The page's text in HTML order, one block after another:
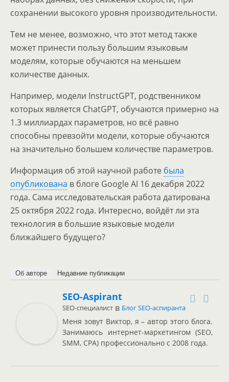
сохранении высокого уровня производительности.
Тем не менее, возможно, что этот метод также
может принести пользу большим языковым
моделям, которые обучаются на меньшем
количестве данных.
Например, модели InstructGPT, родственником
которых является ChatGPT, обучаются примерно на
1.3 миллиардах параметров, но всё равно
способны превзойти модели, которые обучаются
на значительно большем количестве параметров.
Информация об этой научной работе была
опубликована в блоге Google AI 16 декабря 2022
года. Сама исследовательская работа датирована
25 октября 2022 года. Интересно, войдёт ли эта
технология в большие языковые модели
ближайшего будущего?
Об авторе Недавние публикации
SEO-Aspirant
SEO-специалист в Блог SEO-аспиранта
Меня зовут Виктор, я – автор этого блога.
Занимаюсь интернет-маркетингом (SEO,
SMM, CPA) профессионально с 2008 года.